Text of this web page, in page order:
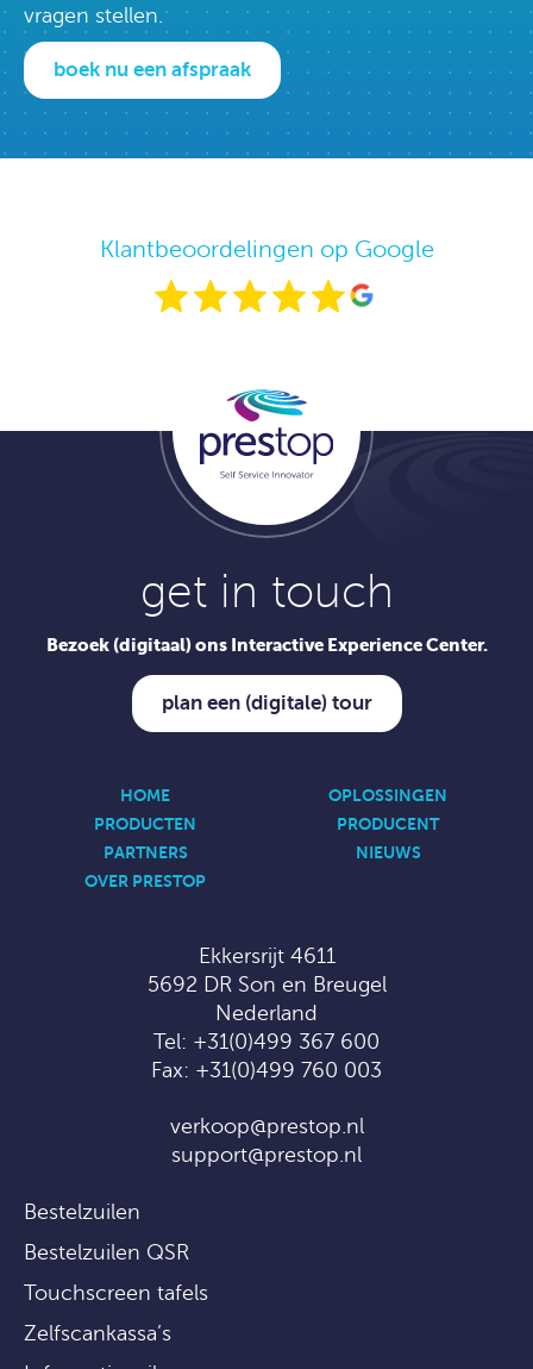
vragen stellen.
boek nu een afspraak
Klantbeoordelingen op Google
get in touch
Bezoek (digitaal) ons Interactive Experience Center.
plan een (digitale) tour
HOME
OPLOSSINGEN
PRODUCTEN
PRODUCENT
PARTNERS
NIEUWS
OVER PRESTOP
Ekkersrijt 4611
5692 DR Son en Breugel
Nederland
Tel: +31(0)499 367 600
Fax: +31(0)499 760 003
verkoop@prestop.nl
support@prestop.nl
Bestelzuilen
Bestelzuilen QSR
Touchscreen tafels
Zelfscankassa’s